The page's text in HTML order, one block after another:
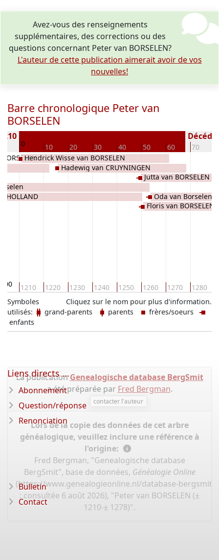
Avez-vous des renseignements
supplémentaires, des corrections ou des
questions concernant Peter van BORSELEN?
L'auteur de cette publication aimerait avoir de vos
nouvelles!
Barre chronologique Peter van
BORSELEN
0 10 20 30 40 50 60 70
1210 1220 1230 1240 1250 1260 1270 1280
HOLLAND
Hendrick Wisse van BORSELEN
Hadewig van CRUYNINGEN
Jutta van BORSELEN
Floris van BORSELEN
Oda van Borselen
Cliquez sur le nom pour plus d'information.
Symboles
utilisés:
grand-parents parents
frères/soeurs
enfants
La publicationGenealogische database BergSmit
a été préparée par Fred Bergman.
contacter l'auteur
Lors de la copie des données de cet arbre
généalogique, veuillez inclure une référence à
l'origine:
Fred Bergman, "Genealogische database
BergSmit", base de données, Généalogie Online
(https://www.genealogieonline.nl/database-bergsmit/
: consultée 6 août 2026), "Peter van BORSELEN (±
1210-± 1278)".
Liens directs ...
Abonnement
Question/réponse
Renonciation
Bulletin
Contact